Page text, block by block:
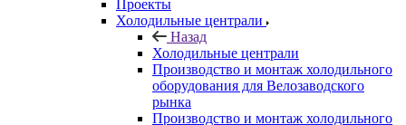
Проекты
Холодильные централи
Назад
Холодильные централи
Производство и монтаж холодильного
оборудования для Велозаводского
рынка
Производство и монтаж холодильного